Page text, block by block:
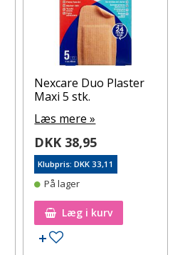
Nexcare Duo Plaster
Maxi 5 stk.
Læs mere »
DKK 38,95
Klubpris: DKK 33,11
På lager
Læg i kurv
Tilføj til ønskeseddel